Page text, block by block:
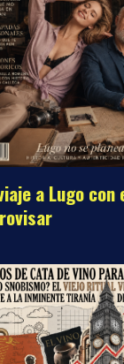
a Lugo